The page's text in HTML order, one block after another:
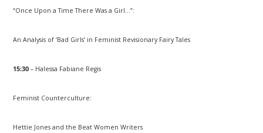
“Once Upon a Time There Was a Girl…”:
An Analysis of ‘Bad Girls’ in Feminist Revisionary Fairy Tales
15:30 – Halessa Fabiane Regis
Feminist Counterculture:
Hettie Jones and the Beat Women Writers